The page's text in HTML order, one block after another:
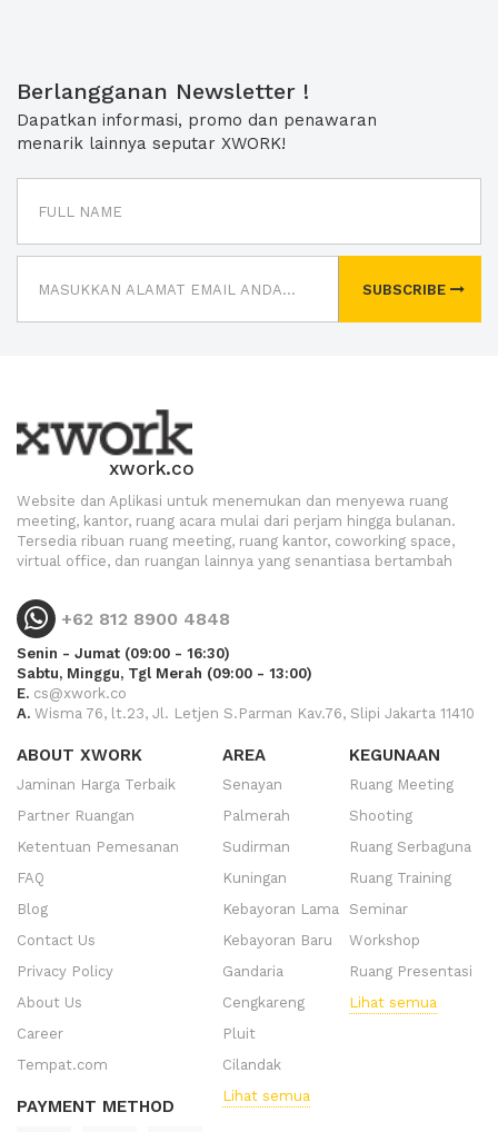
Berlangganan Newsletter !
Dapatkan informasi, promo dan penawaran
menarik lainnya seputar XWORK!
SUBSCRIBE
xwork.co
Website dan Aplikasi untuk menemukan dan menyewa ruang
meeting, kantor, ruang acara mulai dari perjam hingga bulanan.
Tersedia ribuan ruang meeting, ruang kantor, coworking space,
virtual office, dan ruangan lainnya yang senantiasa bertambah
+62 812 8900 4848
Senin - Jumat (09:00 - 16:30)
Sabtu, Minggu, Tgl Merah (09:00 - 13:00)
E. cs@xwork.co
A. Wisma 76, lt.23, Jl. Letjen S.Parman Kav.76, Slipi Jakarta 11410
ABOUT XWORK
Jaminan Harga Terbaik
Partner Ruangan
Ketentuan Pemesanan
FAQ
Blog
Contact Us
Privacy Policy
About Us
Career
Tempat.com
PAYMENT METHOD
AREA
Senayan
Palmerah
Sudirman
Kuningan
Kebayoran Lama
Kebayoran Baru
Gandaria
Cengkareng
Pluit
Cilandak
Lihat semua
KEGUNAAN
Ruang Meeting
Shooting
Ruang Serbaguna
Ruang Training
Seminar
Workshop
Ruang Presentasi
Lihat semua